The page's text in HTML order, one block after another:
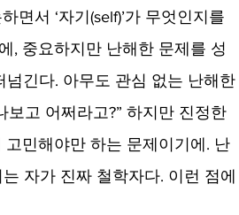
면서 ‘자기(self)’가 무엇인지를
, 중요하지만 난해한 문제를 성
긴다. 아무도 관심 없는 난해한
고 어쩌라고?” 하지만 진정한
민해야만 하는 문제이기에. 난
자가 진짜 철학자다. 이런 점에